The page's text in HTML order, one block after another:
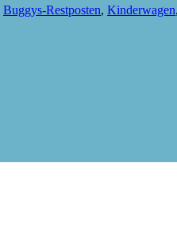
Buggys-Restposten, Kinderwagen,